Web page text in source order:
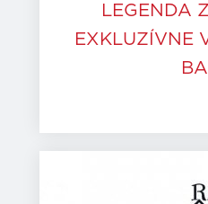
LEGENDA
EXKLUZÍVNE